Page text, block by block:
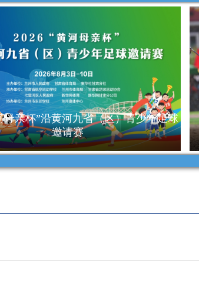
母亲杯”沿黄河九省（区）青少年足球
邀请赛